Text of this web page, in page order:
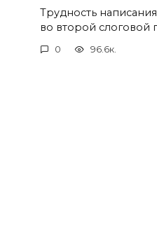
Трудность
во второй слоговой
0 96.6к.